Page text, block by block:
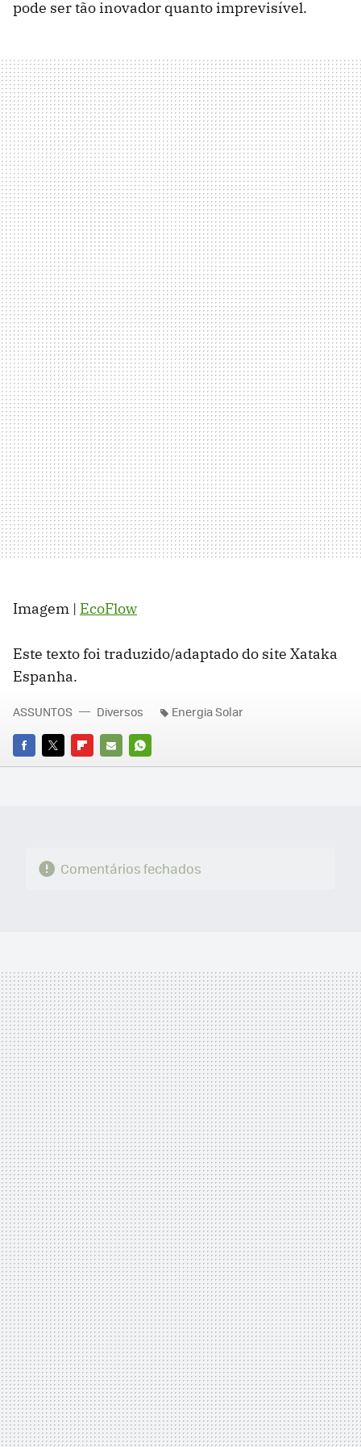
pode ser tão inovador quanto imprevisível.
Imagem | EcoFlow
Este texto foi traduzido/adaptado do site Xataka
Espanha.
FACEBOOK
TWITTERFLIPBOARD
E-
WHATSAPP
ASSUNTOS Diversos Energia Solar
Comentários fechados